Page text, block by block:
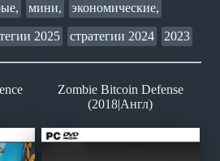
мини, экономические,
2025 стратегии 2024 2023
Zombie Bitcoin Defense
(2018|Англ)